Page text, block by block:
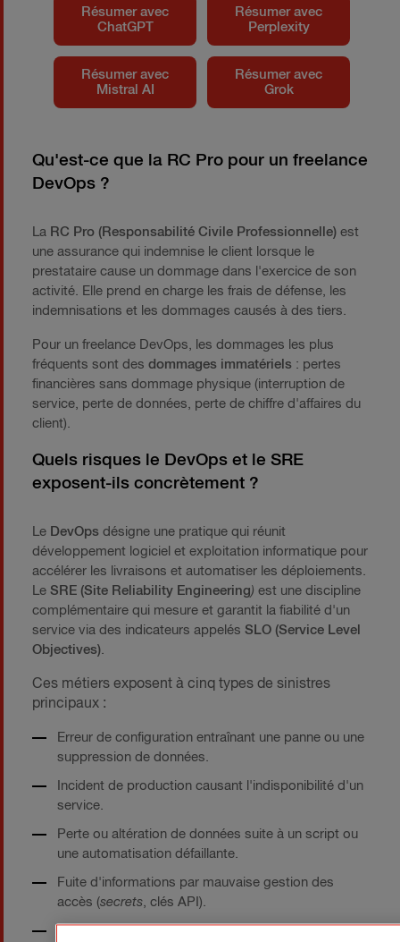
Résumer avec
ChatGPT
Résumer avec
Perplexity
Résumer avec
Mistral AI
Résumer avec
Grok
Qu'est-ce que la RC Pro pour un freelance
DevOps ?
La RC Pro (Responsabilité Civile Professionnelle) est
une assurance qui indemnise le client lorsque le
prestataire cause un dommage dans l'exercice de son
activité. Elle prend en charge les frais de défense, les
indemnisations et les dommages causés à des tiers.
Pour un freelance DevOps, les dommages les plus
fréquents sont des dommages immatériels : pertes
financières sans dommage physique (interruption de
service, perte de données, perte de chiffre d'affaires du
client).
Quels risques le DevOps et le SRE
exposent-ils concrètement ?
Le DevOps désigne une pratique qui réunit
développement logiciel et exploitation informatique pour
accélérer les livraisons et automatiser les déploiements.
Le SRE (Site Reliability Engineering) est une discipline
complémentaire qui mesure et garantit la fiabilité d'un
service via des indicateurs appelés SLO (Service Level
Objectives)
Ces métiers exposent à cinq types de sinistres
principaux :
Erreur de configuration entraînant une panne ou une
suppression de données.
Incident de production causant l'indisponibilité d'un
service.
Perte ou altération de données suite à un script ou
une automatisation défaillante.
Fuite d'informations par mauvaise gestion des
accès (secrets, clés API).